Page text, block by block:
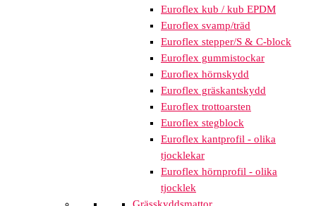
Euroflex kub / kub EPDM
Euroflex svamp/träd
Euroflex stepper/S & C-block
Euroflex gummistockar
Euroflex hörnskydd
Euroflex gräskantskydd
Euroflex trottoarsten
Euroflex stegblock
Euroflex kantprofil - olika
tjocklekar
Euroflex hörnprofil - olika
tjocklek